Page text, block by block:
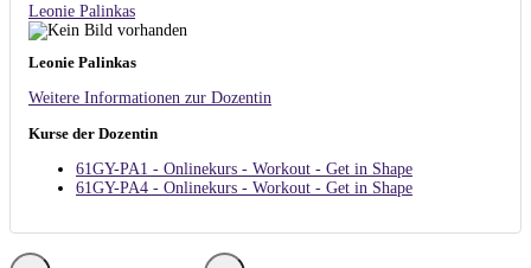
Leonie Palinkas
Leonie Palinkas
Weitere Informationen zur Dozentin
Kurse der Dozentin
61GY-PA1 - Onlinekurs - Workout - Get in Shape
61GY-PA4 - Onlinekurs - Workout - Get in Shape